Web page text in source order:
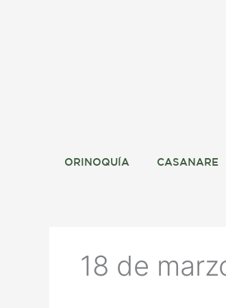
ORINOQUÍA CASANARE
18 de